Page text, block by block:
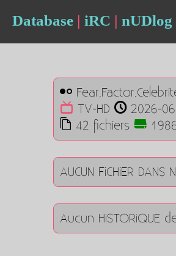
Database | iRC | nUDlog
TV-HD
2026-
42 fichiers
AUCUN FiCHiER DANS
Aucun HiSTORiQUE